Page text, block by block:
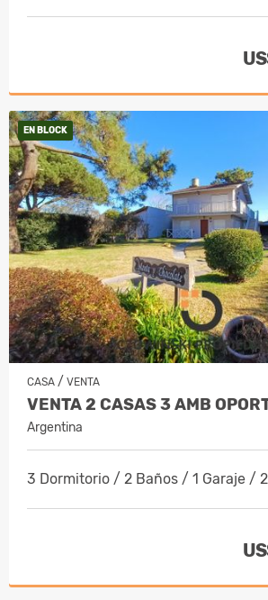
EN BLOCK
CASA / VENTA
Argentina
3 Dormitorio / 2 Baños / 1 Garaje /